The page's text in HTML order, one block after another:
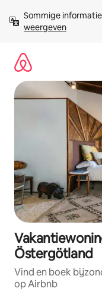
direct
naar
Sommige
weergeven
Östergötland
Vind en boek
op Airbnb